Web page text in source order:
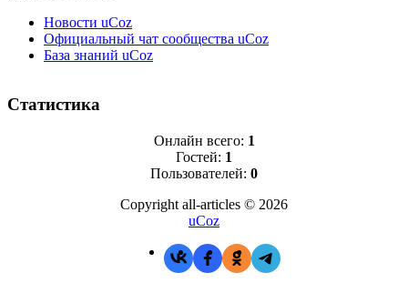
Новости uCoz
Официальный чат сообщества uCoz
База знаний uCoz
Статистика
Онлайн всего: 1
Гостей: 1
Пользователей: 0
Copyright all-articles © 2026
uCoz